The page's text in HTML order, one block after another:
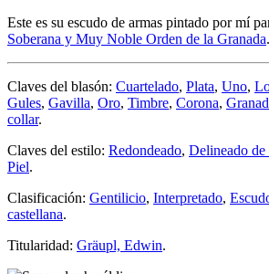
Este es su escudo de armas pintado por mí
Soberana y Muy Noble Orden de la Granada.
Claves del blasón: Cuartelado, Plata, Uno,
Gules, Gavilla, Oro, Timbre, Corona,
collar.
Claves del estilo: Redondeado, Delineado de
Piel.
Clasificación: Gentilicio, Interpretado,
castellana.
Titularidad: Gräupl, Edwin.